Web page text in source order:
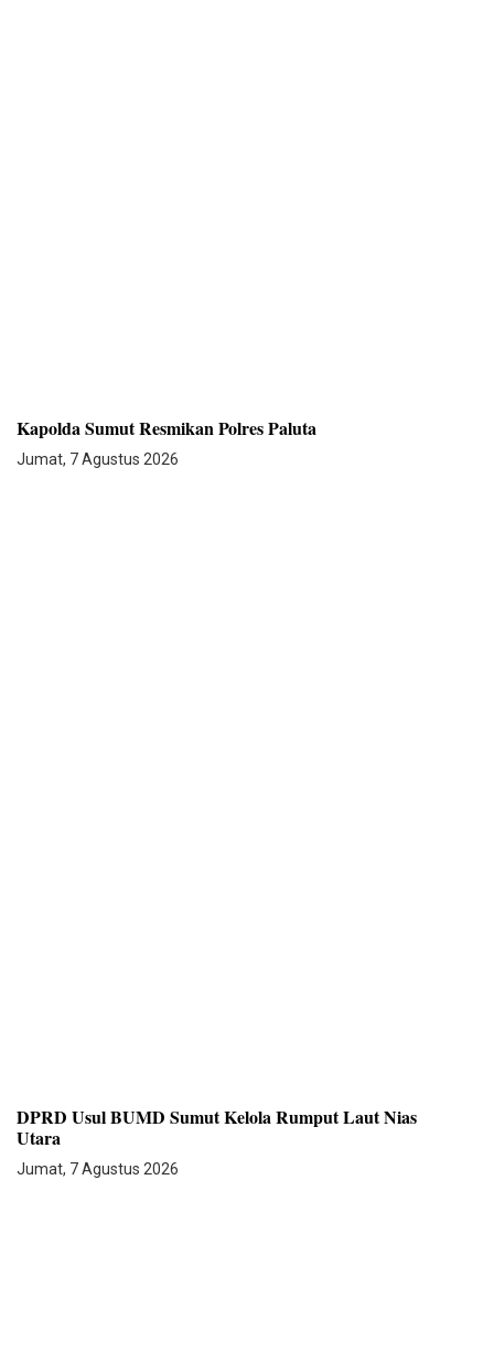
Kapolda Sumut Resmikan Polres Paluta
Jumat, 7 Agustus 2026
DPRD Usul BUMD Sumut Kelola Rumput Laut Nias
Utara
Jumat, 7 Agustus 2026